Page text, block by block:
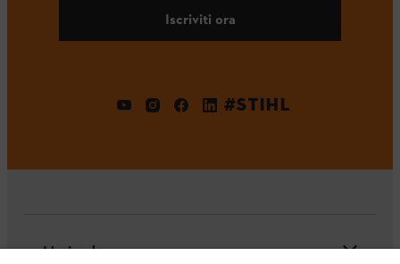
Iscriviti ora
#STIHL
L'azienda